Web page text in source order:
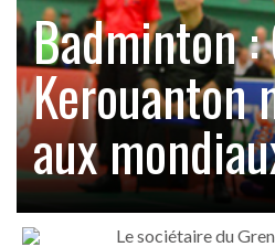
Badminton
Kerouanton
aux
Le sociétaire du